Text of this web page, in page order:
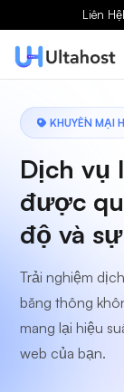
Liên Hệ
KHUYẾN MẠI
Dịch vụ
được
độ và
Trải nghiệm
băng thông
mang lại hiệu
web của bạn.